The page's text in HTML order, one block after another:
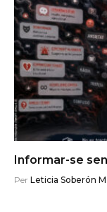
Informar-se
Per Leticia Soberón